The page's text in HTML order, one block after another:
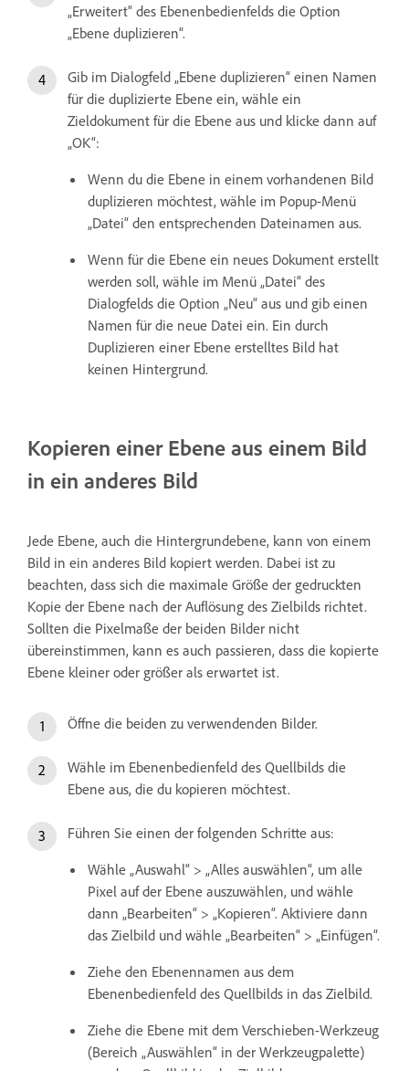
„Erweitert“ des Ebenenbedienfelds die Option
„Ebene duplizieren“.
Gib im Dialogfeld „Ebene duplizieren“ einen Namen
für die duplizierte Ebene ein, wähle ein
Zieldokument für die Ebene aus und klicke dann auf
„OK“:
Wenn du die Ebene in einem vorhandenen Bild
duplizieren möchtest, wähle im Popup-Menü
„Datei“ den entsprechenden Dateinamen aus.
Wenn für die Ebene ein neues Dokument erstellt
werden soll, wähle im Menü „Datei“ des
Dialogfelds die Option „Neu“ aus und gib einen
Namen für die neue Datei ein. Ein durch
Duplizieren einer Ebene erstelltes Bild hat
keinen Hintergrund.
Kopieren einer Ebene aus einem Bild
in ein anderes Bild
Jede Ebene, auch die Hintergrundebene, kann von einem
Bild in ein anderes Bild kopiert werden. Dabei ist zu
beachten, dass sich die maximale Größe der gedruckten
Kopie der Ebene nach der Auflösung des Zielbilds richtet.
Sollten die Pixelmaße der beiden Bilder nicht
übereinstimmen, kann es auch passieren, dass die kopierte
Ebene kleiner oder größer als erwartet ist.
Öffne die beiden zu verwendenden Bilder.
Wähle im Ebenenbedienfeld des Quellbilds die
Ebene aus, die du kopieren möchtest.
Führen Sie einen der folgenden Schritte aus:
Wähle „Auswahl“ > „Alles auswählen“, um alle
Pixel auf der Ebene auszuwählen, und wähle
dann „Bearbeiten“ > „Kopieren“. Aktiviere dann
das Zielbild und wähle „Bearbeiten“ > „Einfügen“.
Ziehe den Ebenennamen aus dem
Ebenenbedienfeld des Quellbilds in das Zielbild.
Ziehe die Ebene mit dem Verschieben-Werkzeug
(Bereich „Auswählen“ in der Werkzeugpalette)